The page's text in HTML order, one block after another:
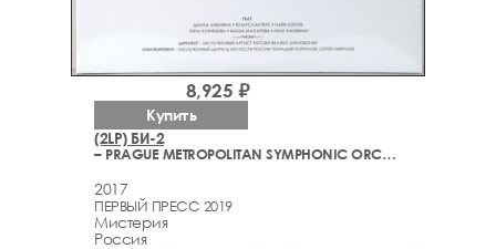
(2LP) БИ-2
– PRAGUE METROPOLITAN SYMPHONIC ORCHESTRA VOL.2
2017
ПЕРВЫЙ ПРЕСС 2019
Мистерия
Россия
8,925 ₽
Купить